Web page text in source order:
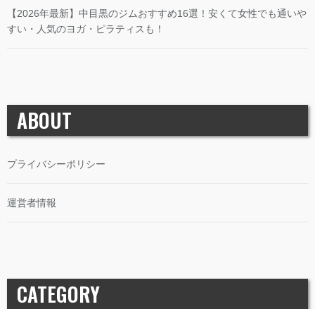
【2026年最新】中目黒のジムおすすめ16選！安くて女性でも通いや
すい・人気のヨガ・ピラティスも！
ABOUT
プライバシーポリシー
運営者情報
CATEGORY